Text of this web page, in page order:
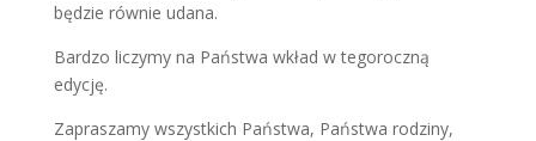
będzie równie udana.
Bardzo liczymy na Państwa wkład w tegoroczną
edycję.
Zapraszamy wszystkich Państwa, Państwa rodziny,